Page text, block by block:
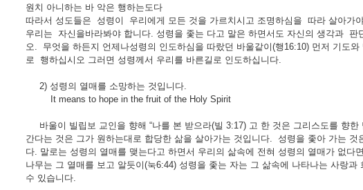
원치 아니하는 바 악은 행하는도다
따라서 성도들은 성령이 우리에게 모든 것을 가르치시고 조명하심을 따라 살아가
우리는 자신을바라봐야 합니다. 성령을 좇는 다고 말은 하면서도 자신의 생각과
오. 무엇을 하든지 언제나성령의 인도하심을 따랐던 바울같이(행16:10) 먼저 기도
로 행하십시오 그러면 성령께서 우리를 바른길로 인도하십니다.
2) 성령의 열매를 소망하는 것입니다.
It means to hope in the fruit of the Holy Spirit
바울이 빌립보 교인을 향해 “나를 본 받으라(빌 3:17) 고 한 것은 그리스도를 향
간다는 것은 그가 원하는대로 합당한 삶을 살아가는 것입니다. 성령을 좇아 가는
다. 말로는 성령의 열매를 맺는다고 하면서 우리의 삶속에 전혀 성령의 열매가 없다
나무는 그 열매를 보고 알듯이(눅6:44) 성령을 좇는 자는 그 삶속에 나타나는 사랑
수 있습니다.